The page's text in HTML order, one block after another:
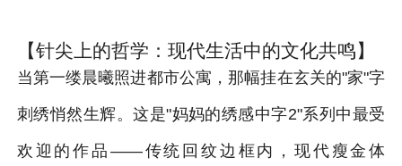
【针尖上的哲学：现代生活中的文化共鸣】
当第一缕晨曦照进都市公寓，那幅挂在玄关的"家"字
刺绣悄然生辉。这是"妈妈的绣感中字2"系列中最受
欢迎的作品——传统回纹边框内，现代瘦金体